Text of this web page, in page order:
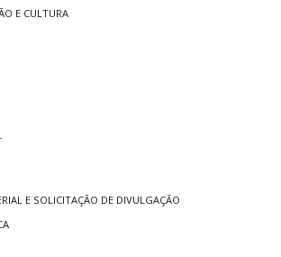
E CULTURA
E SOLICITAÇÃO DE DIVULGAÇÃO